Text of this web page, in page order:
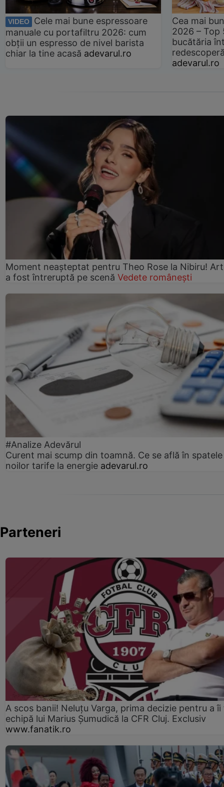
VIDEO
Cele mai bune espressoare
manuale cu portafiltru 2026: cum
obții un espresso de nivel barista
chiar la tine acasă adevarul.ro
Cea mai
2026 –
bucătăria
adevarul.ro
Moment neașteptat pentru Theo Rose la Nibiru!
a fost întreruptă pe scenă Vedete românești
#Analize Adevărul
Curent mai scump din toamnă. Ce se află în spatele
noilor tarife la energie adevarul.ro
Parteneri
A scos banii! Neluțu Varga, prima decizie pentru a îi
echipă lui Marius Șumudică la CFR Cluj. Exclusiv
www.fanatik.ro